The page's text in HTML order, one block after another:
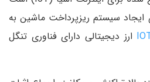
ایجاد سیستم ریزپرداخت ماشین به
ارز دیجیتالی دارای فناوری تنگل